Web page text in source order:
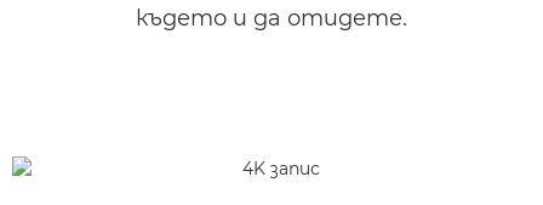
където и да отидете.